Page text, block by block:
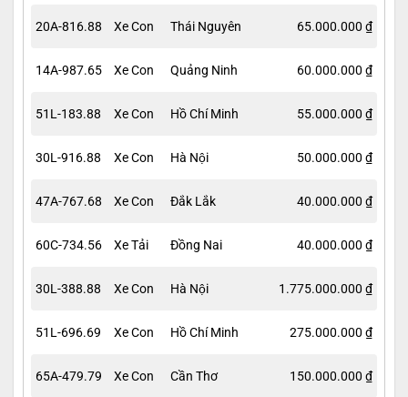
20A-816.88 Xe Con Thái Nguyên 65.000.000 ₫
14A-987.65 Xe Con Quảng Ninh 60.000.000 ₫
51L-183.88 Xe Con Hồ Chí Minh 55.000.000 ₫
30L-916.88 Xe Con Hà Nội 50.000.000 ₫
47A-767.68 Xe Con Đắk Lắk 40.000.000 ₫
60C-734.56 Xe Tải Đồng Nai 40.000.000 ₫
30L-388.88 Xe Con Hà Nội 1.775.000.000 ₫
51L-696.69 Xe Con Hồ Chí Minh 275.000.000 ₫
65A-479.79 Xe Con Cần Thơ 150.000.000 ₫